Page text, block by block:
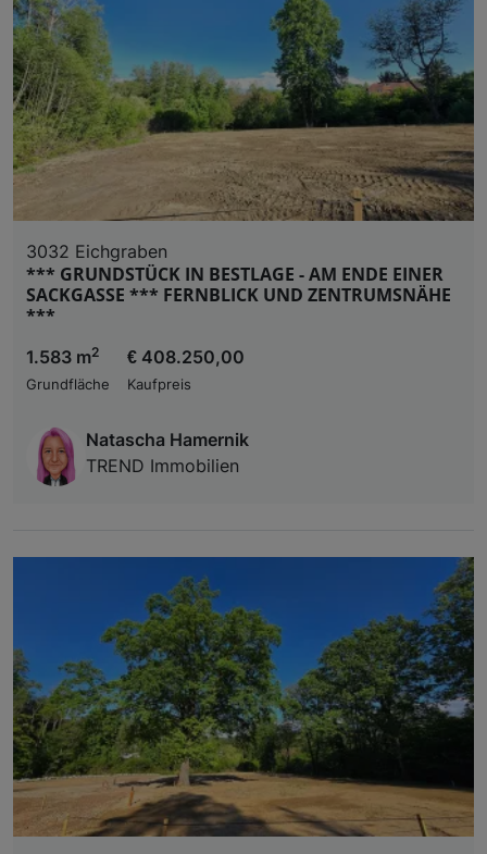
3032 Eichgraben
*** GRUNDSTÜCK IN BESTLAGE - AM ENDE EINER
SACKGASSE *** FERNBLICK UND ZENTRUMSNÄHE
***
1.583 m2
Grundfläche
€ 408.250,00
Kaufpreis
Natascha Hamernik
TREND Immobilien